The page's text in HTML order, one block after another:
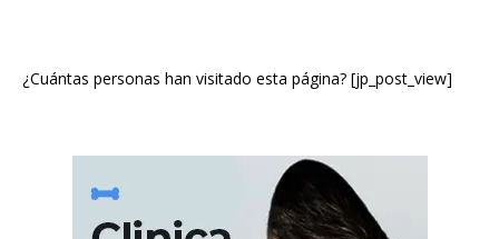
¿Cuántas personas han visitado esta página? [jp_post_view]